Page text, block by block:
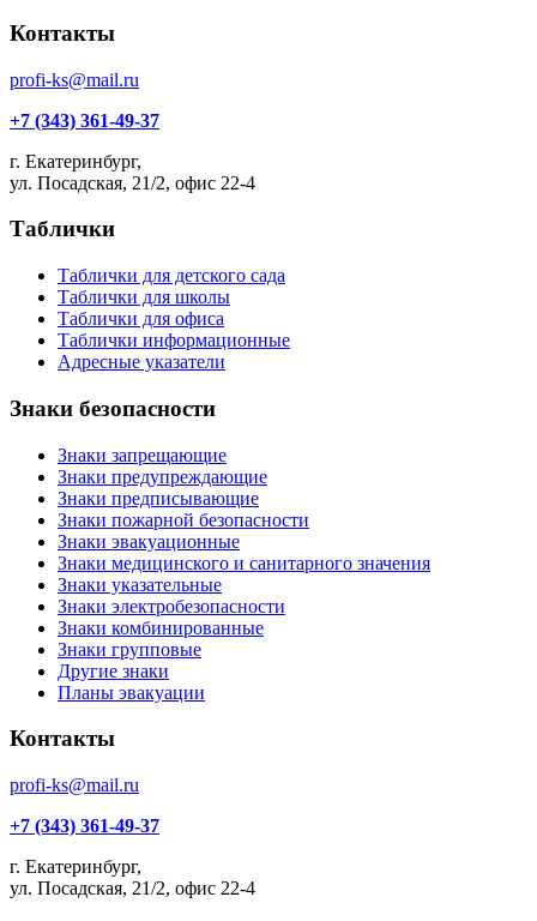
Контакты
profi-ks@mail.ru
+7 (343) 361-49-37
г. Екатеринбург,
ул. Посадская, 21/2, офис 22-4
Таблички
Таблички для детского сада
Таблички для школы
Таблички для офиса
Таблички информационные
Адресные указатели
Знаки безопасности
Знаки запрещающие
Знаки предупреждающие
Знаки предписывающие
Знаки пожарной безопасности
Знаки эвакуационные
Знаки медицинского и санитарного значения
Знаки указательные
Знаки электробезопасности
Знаки комбинированные
Знаки групповые
Другие знаки
Планы эвакуации
Контакты
profi-ks@mail.ru
+7 (343) 361-49-37
г. Екатеринбург,
ул. Посадская, 21/2, офис 22-4